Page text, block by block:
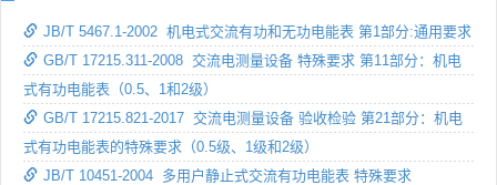
JB/T 5467.1-2002 机电式交流有功和无功电能表 第1部分:通用要求
GB/T 17215.311-2008 交流电测量设备 特殊要求 第11部分：机电
式有功电能表（0.5、1和2级）
GB/T 17215.821-2017 交流电测量设备 验收检验 第21部分：机电
式有功电能表的特殊要求（0.5级、1级和2级）
JB/T 10451-2004 多用户静止式交流有功电能表 特殊要求